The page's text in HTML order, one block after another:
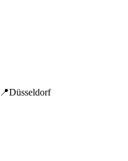
📍Düsseldorf